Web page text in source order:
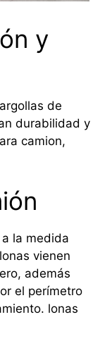
y
de
durabilidad y
camion,
la medida
vienen
además
el perímetro
lonas